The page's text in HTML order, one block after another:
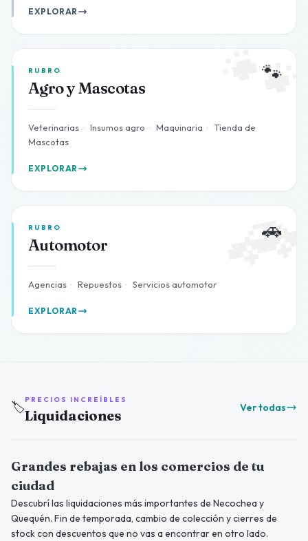
EXPLORAR
🐾
RUBRO
Agro y Mascotas
Veterinarias · Insumos agro · Maquinaria · Tienda de
Mascotas
EXPLORAR
🚗
RUBRO
Automotor
Agencias · Repuestos · Servicios automotor
EXPLORAR
🏷️PRECIOS INCREÍBLES
Liquidaciones Ver todas
Grandes rebajas en los comercios de tu
ciudad
Descubrí las liquidaciones más importantes de Necochea y
Quequén. Fin de temporada, cambio de colección y cierres de
stock con descuentos que no vas a encontrar en otro lado.